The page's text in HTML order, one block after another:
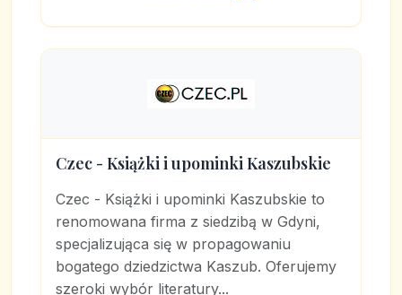
Czec - Książki i upominki Kaszubskie
Czec - Książki i upominki Kaszubskie to
renomowana firma z siedzibą w Gdyni,
specjalizująca się w propagowaniu
bogatego dziedzictwa Kaszub. Oferujemy
szeroki wybór literatury...